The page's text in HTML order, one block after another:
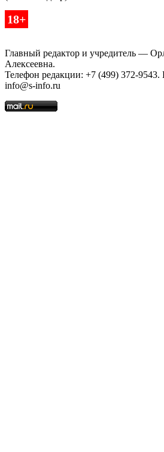
18+
Главный редактор и учредитель —
Алексеевна.
Телефон редакции: +7 (499) 372-9543.
info@s-info.ru